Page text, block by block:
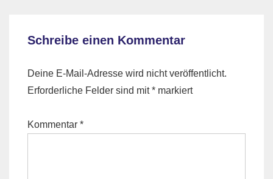
Schreibe einen Kommentar
Deine E-Mail-Adresse wird nicht veröffentlicht.
Erforderliche Felder sind mit* markiert
Kommentar *